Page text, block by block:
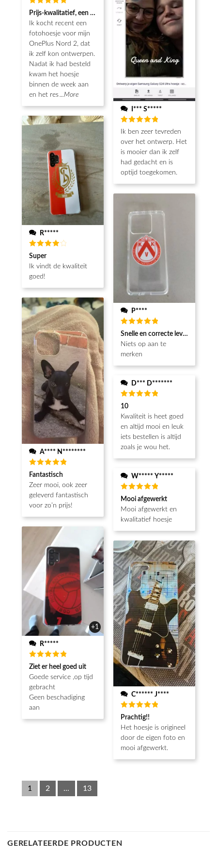
Beoordeeld
5 van de 5
Prijs-kwalitatief, een echt koopje met mooie afwerking
Ik kocht recent een
fotohoesje voor mijn
OnePlus Nord 2, dat
ik zelf kon ontwerpen.
Nadat ik had besteld
kwam het hoesje
binnen de week aan
en het res ...More
R*****
Beoordeeld
4 van de
5
Super
Ik vindt de kwaliteit
goed!
A**** N********
Beoordeeld
5van de 5
Fantastisch
Zeer mooi, ook zeer
geleverd fantastisch
voor zo’n prijs!
+1
R*****
Beoordeeld
5van de 5
Ziet er heel goed uit
Goede service ,op tijd
gebracht
Geen beschadiging
aan
I*** S*****
Beoordeeld
5 van de 5
Ik ben zeer tevreden
over het ontwerp. Het
is mooier dan ik zelf
had gedacht en is
optijd toegekomen.
P****
Beoordeeld
5 van de 5
Snelle en correcte levering
Niets op aan te
merken
D*** D*******
Beoordeeld
5van de 5
10
Kwaliteit is heet goed
en altijd mooi en leuk
iets bestellen is altijd
zoals je wou het.
W***** Y*****
Beoordeeld
5 van de 5
Mooi afgewerkt
Mooi afgewerkt en
kwalitatief hoesje
C****** J****
Beoordeeld
5 van de 5
Prachtig!!
Het hoesje is origineel
door de eigen foto en
mooi afgewerkt.
1 2 ... 13
GERELATEERDE PRODUCTEN